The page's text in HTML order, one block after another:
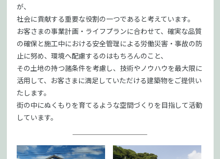
が、
社会に貢献する重要な役割の一つであると考えています。
お客さまの事業計画・ライフプランに合わせて、確実な品質
の確保と施工中における安全管理による労働災害・事故の防
止に努め、環境へ配慮するのはもちろんのこと、
その土地の持つ諸条件を考慮し、技術やノウハウを最大限に
活用して、お客さまに満足していただける建築物をご提供い
たします。
街の中にぬくもりを育てるような空間づくりを目指して活動
しています。